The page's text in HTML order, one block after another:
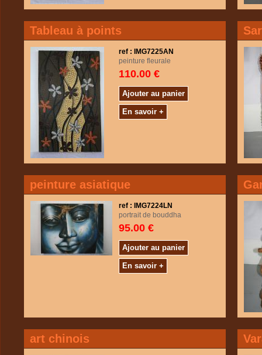
Tableau à points
ref : IMG7225AN
peinture fleurale
110.00 €
Ajouter au panier
En savoir +
peinture asiatique
ref : IMG7224LN
portrait de bouddha
95.00 €
Ajouter au panier
En savoir +
art chinois